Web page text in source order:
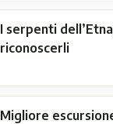
I serpenti
riconoscerli
Migliore